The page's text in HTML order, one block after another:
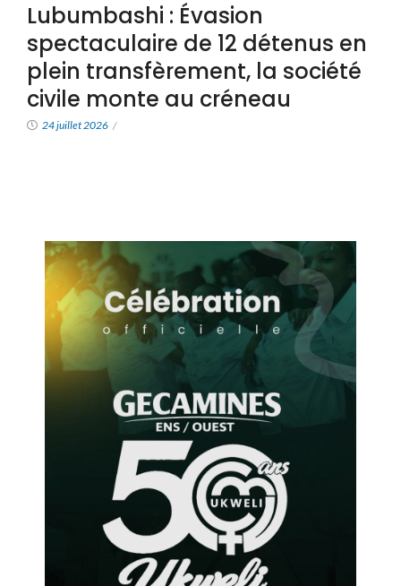
Lubumbashi : Évasion
spectaculaire de 12 détenus en
plein transfèrement, la société
civile monte au créneau
24 juillet 2026 /